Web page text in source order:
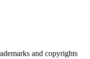
and copyrights